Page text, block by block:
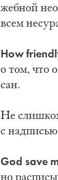
жеб­ной
всем
How
о том, что
сан.
Не
с над­пи­сью
God save
но